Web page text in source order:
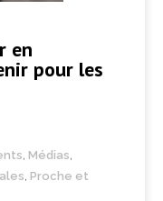
en
pour les
Médias
Proche et